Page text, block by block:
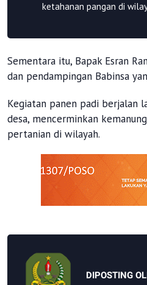
ketahanan pangan di
Sementara itu, Bapak Esran
dan pendampingan Babinsa
Kegiatan panen padi berjalan
desa, mencerminkan
pertanian di wilayah.
DIPOSTING